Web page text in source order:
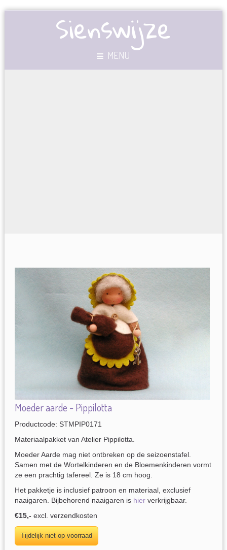
Sienswijze
MENU
Moeder aarde - Pippilotta
Productcode: STMPIP0171
Materiaalpakket van Atelier Pippilotta.
Moeder Aarde mag niet ontbreken op de seizoenstafel.
Samen met de Wortelkinderen en de Bloemenkinderen vormt
ze een prachtig tafereel. Ze is 18 cm hoog.
Het pakketje is inclusief patroon en materiaal, exclusief
naaigaren. Bijbehorend naaigaren is hierverkrijgbaar.
€15,- excl. verzendkosten